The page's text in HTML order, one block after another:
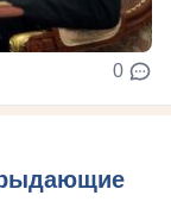
0
рыдающие